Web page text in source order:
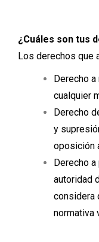
¿Cuáles son tus
Los derechos que
Derecho
cualquier
Derecho
y
oposición
Derecho
autoridad
considera
normativa